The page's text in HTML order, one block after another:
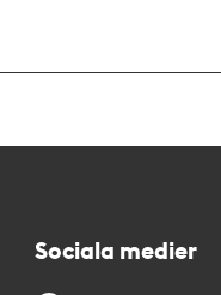
Sociala medier